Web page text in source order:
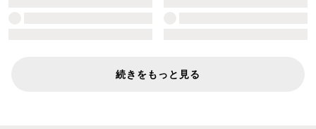
続きをもっと見る